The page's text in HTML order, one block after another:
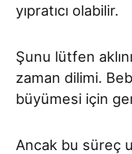
yıpratıcı olabilir.
Şunu lütfen
zaman dilimi.
büyümesi için
Ancak bu süreç